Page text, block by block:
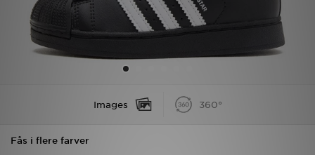
Images 360°
Fås i flere farver
Fodbold